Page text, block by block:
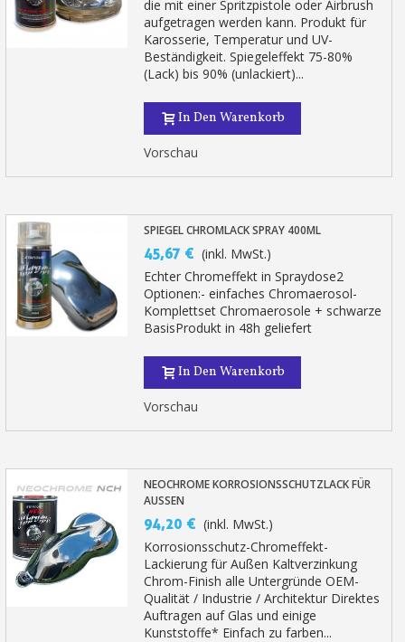
Zahlung in 4x gebührenfrei
Ihr Online-Angebot
Teilen Sie Ihre Kreationen und
Sammeln Sie mit
Rücksendung von
Teilen Sie Ihre Kreationen und
Sammeln Sie mit jeder
Rücksendung von
10€ Einkaufsgutschein
die mit einer Spritzpistole oder Airbrush
aufgetragen werden kann. Produkt für
Karosserie, Temperatur und UV-
Beständigkeit. Spiegeleffekt 75-80%
(Lack) bis 90% (unlackiert)...
In Den Warenkorb
Vorschau
SPIEGEL CHROMLACK SPRAY 400ML
45,67 € (inkl. MwSt.)
Echter Chromeffekt in Spraydose2
Optionen:- einfaches Chromaerosol-
Komplettset Chromaerosole + schwarze
BasisProdukt in 48h geliefert
In Den Warenkorb
Vorschau
NEOCHROME KORROSIONSSCHUTZLACK FÜR
AUSSEN
94,20 € (inkl. MwSt.)
Korrosionsschutz-Chromeffekt-
Lackierung für Außen Kaltverzinkung
Chrom-Finish alle Untergründe OEM-
Qualität / Industrie / Architektur Direktes
Auftragen auf Glas und einige
Kunststoffe* Einfach zu farben...